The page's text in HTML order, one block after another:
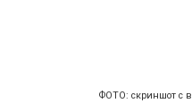
ФОТО: скриншот с